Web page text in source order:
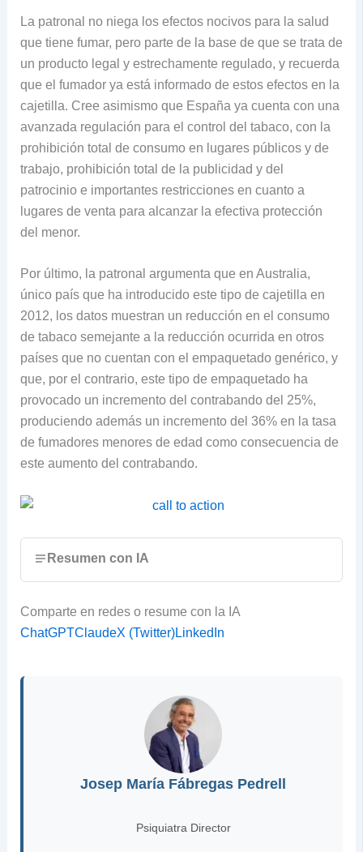
La patronal no niega los efectos nocivos para la salud
que tiene fumar, pero parte de la base de que se trata de
un producto legal y estrechamente regulado, y recuerda
que el fumador ya está informado de estos efectos en la
cajetilla. Cree asimismo que España ya cuenta con una
avanzada regulación para el control del tabaco, con la
prohibición total de consumo en lugares públicos y de
trabajo, prohibición total de la publicidad y del
patrocinio e importantes restricciones en cuanto a
lugares de venta para alcanzar la efectiva protección
del menor.
Por último, la patronal argumenta que en Australia,
único país que ha introducido este tipo de cajetilla en
2012, los datos muestran un reducción en el consumo
de tabaco semejante a la reducción ocurrida en otros
países que no cuentan con el empaquetado genérico, y
que, por el contrario, este tipo de empaquetado ha
provocado un incremento del contrabando del 25%,
produciendo además un incremento del 36% en la tasa
de fumadores menores de edad como consecuencia de
este aumento del contrabando.
Resumen con IA
Comparte en redes o resume con la IA
ChatGPTClaudeX (Twitter)LinkedIn
Josep María Fábregas Pedrell
Psiquiatra Director